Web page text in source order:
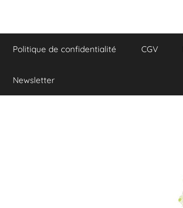
contenu
Réflexions
et
Gourmandises
Politique de confidentialité CGV
Newsletter